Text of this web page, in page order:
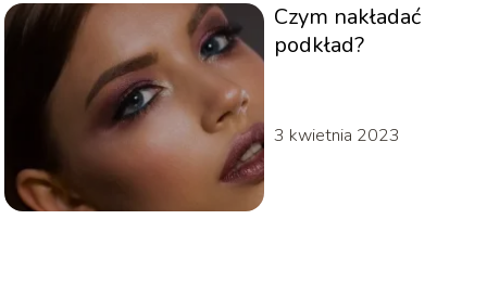
Czym nakładać
podkład?
3 kwietnia 2023